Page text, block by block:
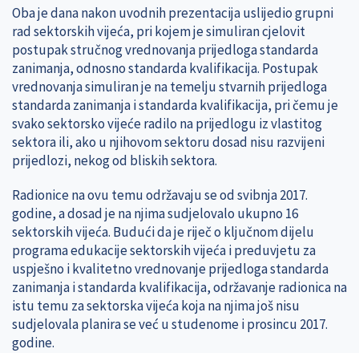
Oba je dana nakon uvodnih prezentacija uslijedio grupni
rad sektorskih vijeća, pri kojem je simuliran cjelovit
postupak stručnog vrednovanja prijedloga standarda
zanimanja, odnosno standarda kvalifikacija. Postupak
vrednovanja simuliran je na temelju stvarnih prijedloga
standarda zanimanja i standarda kvalifikacija, pri čemu je
svako sektorsko vijeće radilo na prijedlogu iz vlastitog
sektora ili, ako u njihovom sektoru dosad nisu razvijeni
prijedlozi, nekog od bliskih sektora.
Radionice na ovu temu održavaju se od svibnja 2017.
godine, a dosad je na njima sudjelovalo ukupno 16
sektorskih vijeća. Budući da je riječ o ključnom dijelu
programa edukacije sektorskih vijeća i preduvjetu za
uspješno i kvalitetno vrednovanje prijedloga standarda
zanimanja i standarda kvalifikacija, održavanje radionica na
istu temu za sektorska vijeća koja na njima još nisu
sudjelovala planira se već u studenome i prosincu 2017.
godine.